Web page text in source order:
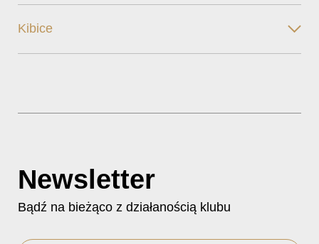
Kibice
Newsletter
Bądź na bieżąco z działanością klubu